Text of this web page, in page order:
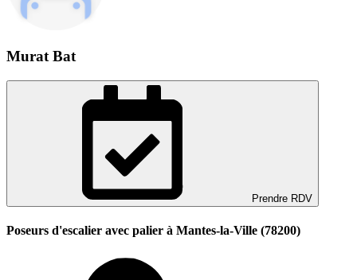
Murat Bat
Prendre RDV
Poseurs d'escalier avec palier à Mantes-la-Ville (78200)